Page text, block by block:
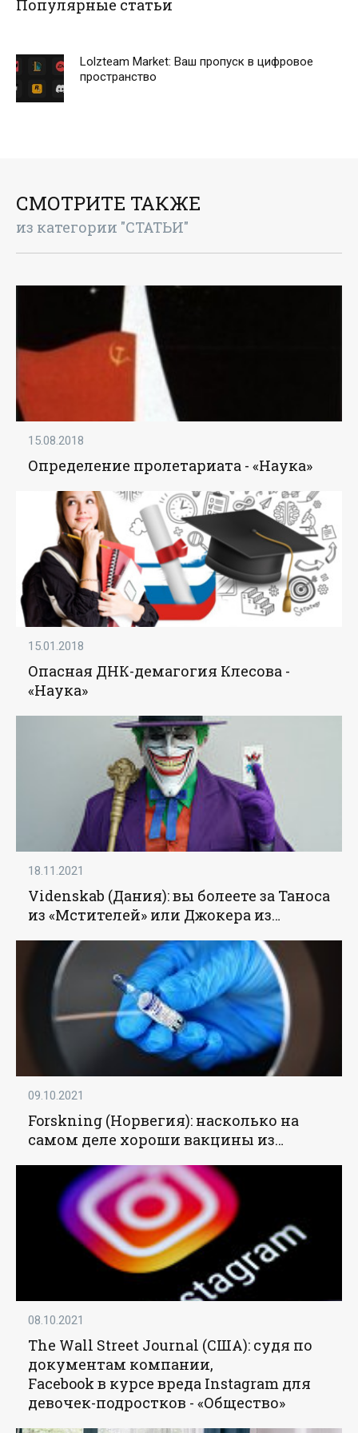
Популярные статьи
Lolzteam Market: Ваш пропуск в цифровое
пространство
СМОТРИТЕ ТАКЖЕ
из категории "СТАТЬИ"
15.08.2018
Определение пролетариата - «Наука»
15.01.2018
Опасная ДНК-демагогия Клесова -
«Наука»
18.11.2021
Videnskab (Дания): вы болеете за Таноса
из «Мстителей» или Джокера из
возможно, что вы — темная личность -
«Наука»
09.10.2021
Forskning (Норвегия): насколько на
самом деле хороши вакцины из
08.10.2021
The Wall Street Journal (США): судя по
документам компании,
Facebook в курсе вреда Instagram для
девочек-подростков - «Общество»